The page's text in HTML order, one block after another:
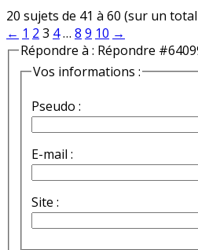
20 sujets de 41 à 60 (sur un
← 1 2 3 4… 8 9 10 →
Répondre à : Répondre
Vos informations :
Pseudo :
E-mail :
Site :